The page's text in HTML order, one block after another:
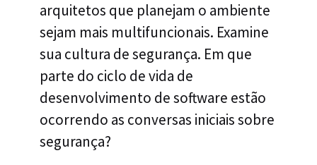
arquitetos que planejam o ambiente
sejam mais multifuncionais. Examine
sua cultura de segurança. Em que
parte do ciclo de vida de
desenvolvimento de software estão
ocorrendo as conversas iniciais sobre
segurança?